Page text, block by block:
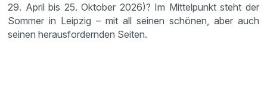
29. April bis 25. Oktober 2026)? Im Mittelpunkt steht der
Sommer in Leipzig – mit all seinen schönen, aber auch
seinen herausfordernden Seiten.